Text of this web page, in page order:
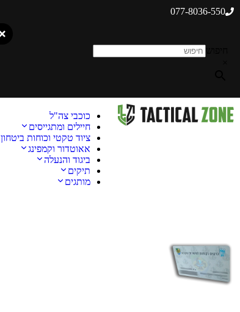
077-8036-550
כוכבי צה"ל
חיילים ומתגייסים
ציוד טקטי וכוחות ביטחון
אאוטדור וקמפינג
ביגוד והנעלה
תיקים
מותגים